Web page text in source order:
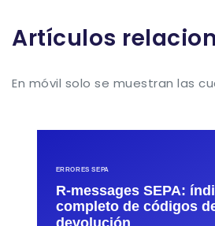
Artículos
En móvil solo se muestran las